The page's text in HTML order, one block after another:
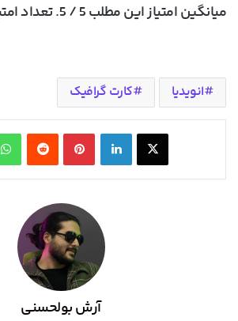
میانگین امتیاز این مطلب5/ 5. تعداد امتیازات
انویدیا کارت گرافیک
X لینکدین ‫پین‌ترست‫رددیت
آرش بولحسنی